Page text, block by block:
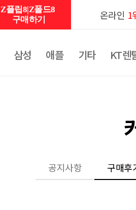
온라인 1
삼성 애플 기타 KT렌
Z플립8|Z폴드8
구매하기
공지사항 구매후